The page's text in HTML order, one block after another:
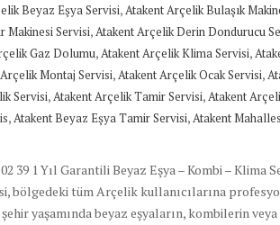
Beyaz Eşya Servisi,Atakent Arçelik Bulaşık
Makinesi Servisi,Atakent Arçelik Derin Dondurucu
Gaz Dolumu,Atakent Arçelik Klima Servisi,
Montaj Servisi,Atakent Arçelik Ocak Servisi,
Servisi,Atakent Arçelik Tamir Servisi,Atakent
,Atakent Beyaz Eşya Tamir Servisi,Atakent
39 1 Yıl Garantili Beyaz Eşya – Kombi – Klima
bölgedeki tüm Arçelik kullanıcılarına
yaşamında beyaz eşyaların, kombilerin